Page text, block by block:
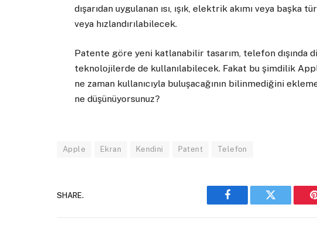
dışarıdan uygulanan ısı, ışık, elektrik akımı veya
veya hızlandırılabilecek.
Patente göre yeni katlanabilir tasarım, telefon
teknolojilerde de kullanılabilecek. Fakat bu şimdilik
ne zaman kullanıcıyla buluşacağının bilinmediğini
ne düşünüyorsunuz?
Apple Ekran Kendini Patent Telefon
SHARE.
Facebook Twitter